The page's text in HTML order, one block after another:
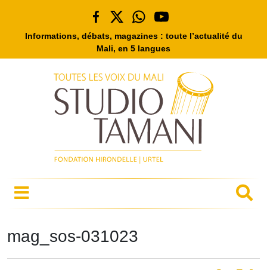
Informations, débats, magazines : toute l’actualité du
Mali, en 5 langues
mag_sos-031023